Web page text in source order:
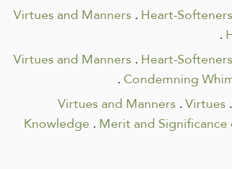
Virtues and Manners.Heart-
.
Virtues and Manners.Heart-
.Condemning
Virtues and Manners.Virtues.
Knowledge .Merit and